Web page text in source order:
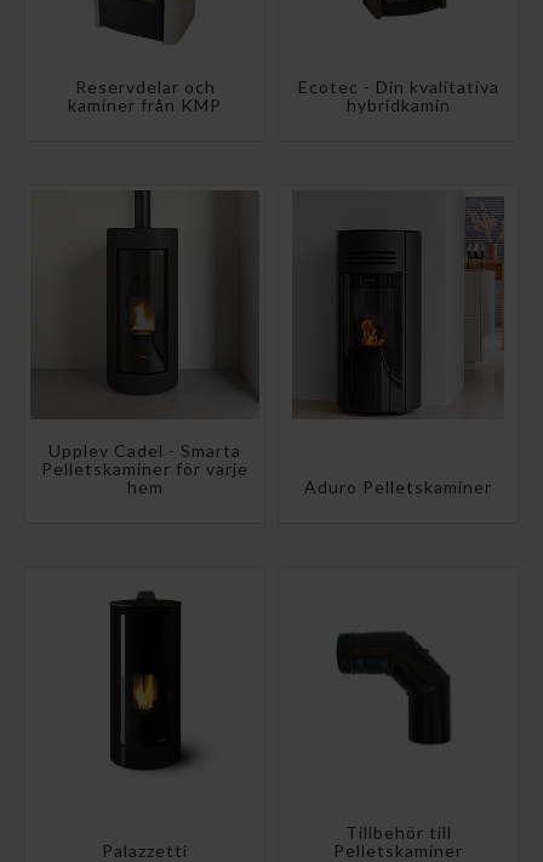
Reservdelar och
kaminer från KMP
Ecotec - Din kvalitativa
hybridkamin
Upplev Cadel - Smarta
Pelletskaminer för varje
hem
Aduro Pelletskaminer
Palazzetti
Tillbehör till
Pelletskaminer